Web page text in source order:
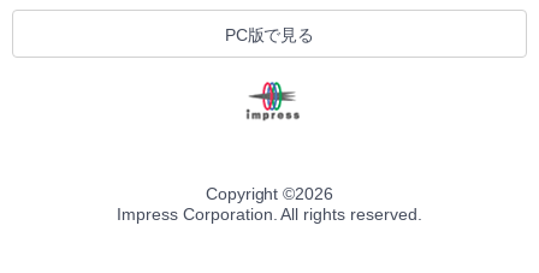
PC版で見る
Copyright ©2026
Impress Corporation. All rights reserved.